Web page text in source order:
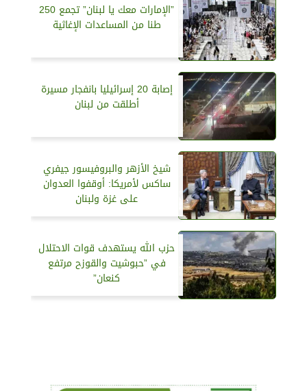
”الإمارات معك يا لبنان” تجمع 250
طنا من المساعدات الإغاثية
إصابة 20 إسرائيليا بانفجار مسيرة
أطلقت من لبنان
شيخ الأزهر والبروفيسور جيفري
ساكس لأمريكا: أوقفوا العدوان
على غزة ولبنان
حزب الله يستهدف قوات الاحتلال
في ”حبوشيت والقوزح مرتفع
كنعان”